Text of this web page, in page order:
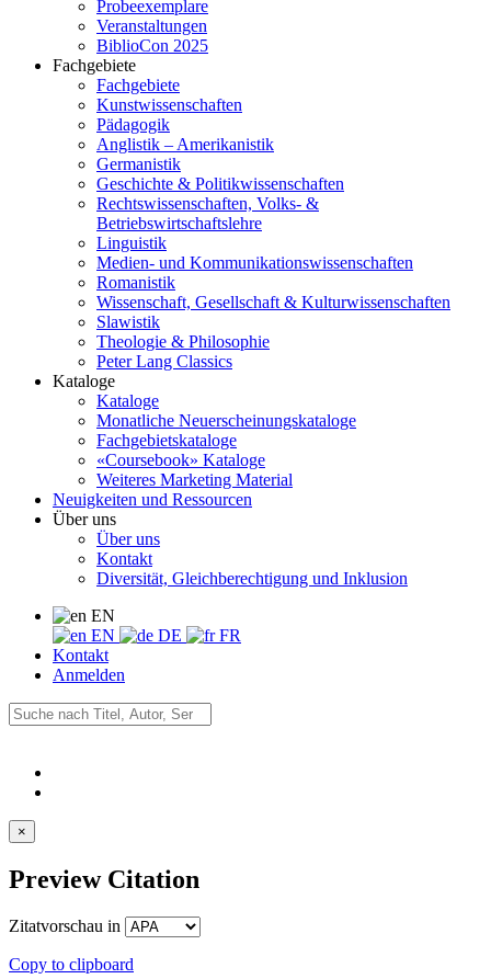
Probeexemplare
Veranstaltungen
BiblioCon 2025
Fachgebiete
Fachgebiete
Kunstwissenschaften
Pädagogik
Anglistik – Amerikanistik
Germanistik
Geschichte & Politikwissenschaften
Rechtswissenschaften, Volks- &
Betriebswirtschaftslehre
Linguistik
Medien- und Kommunikationswissenschaften
Romanistik
Wissenschaft, Gesellschaft & Kulturwissenschaften
Slawistik
Theologie & Philosophie
Peter Lang Classics
Kataloge
Kataloge
Monatliche Neuerscheinungskataloge
Fachgebietskataloge
«Coursebook» Kataloge
Weiteres Marketing Material
Neuigkeiten und Ressourcen
Über uns
Über uns
Kontakt
Diversität, Gleichberechtigung und Inklusion
EN
EN
DE
FR
Kontakt
Anmelden